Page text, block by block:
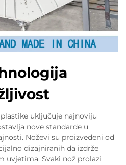
uključuje najnoviju
nove standarde u
Noževi su proizvedeni od
dizajniranih da izdrže
uvjetima. Svaki nož prolazi